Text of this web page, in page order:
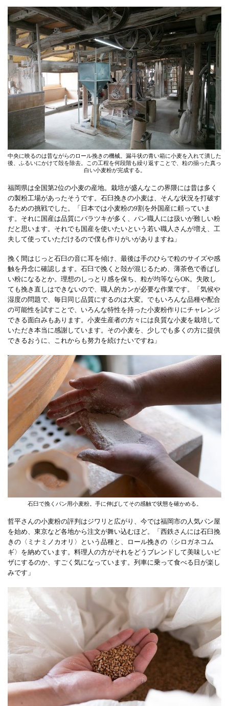
中央に映るのは昔ながらのロール挽きの機械。漏斗状の青い箱に小麦を入れて潰した
後、ふるいにかけて殻を除去。この工程を何段階も繰り返すことで、粒の揃った真っ
白い小麦粉が完成する。
福岡県は全国第2位の小麦の産地。栽培が盛んなこの界隈には昔は多く
の製粉工場があったそうです。石臼挽きの小麦は、そんな状況を打破す
るための挑戦でした。「日本では小麦粉の9割を外国産に頼っていま
す。それに国産は品質にバラツキが多く、パン職人には扱いが難しい粉
だと思います。それでも国産を使いたいという若い職人さんが増え、工
夫して使っていただけるので僕も作りがいがありますね」
挽く間はじっと石臼の音に耳を傾け、最後は手のひらで粒のサイズや感
触を丹念に確認します。石臼で挽くと殻が混じるため、薄茶色で香ばし
い粉になるとか。理想のしっとり感を保ち、粒が均等ならOK。失敗し
ても挽き直しはできないので、職人的カンが必要な作業です。「気候や
湿度の問題で、毎日同じ品質にするのは大変。でもいろんな品種や配合
の可能性を試すことで、いろんな特性を持った小麦粉作りにチャレンジ
できる面白みもあります。小麦生産者の方々には良質な小麦を栽培して
いただき本当に感謝しています。その小麦を、少しでも多くの方に提供
できるおうに、これからも努力を続けたいですね」
石臼で挽くパン用小麦粉。手に伸ばしてその感触で状態を確かめる。
哲平さんの小麦粉の評判はジワリと広がり、今では福岡市の人気パン屋
を始め、東京など各地から注文が舞い込むほど。「西鉄さんには石臼挽
きの〈ミナミノカオリ〉という品種と、ロール挽きの〈シロガネコム
ギ〉を納めています。料理人の方がそれをどうブレンドして美味しいピ
ザにするのか、すごく気になっています。列車に乗って食べる日が楽し
みです」